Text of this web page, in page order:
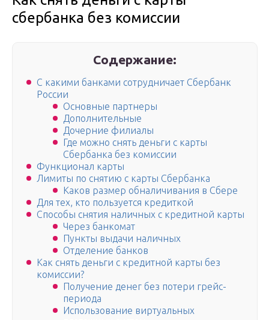
сбербанка без комиссии
Содержание:
С какими банками сотрудничает Сбербанк
России
Основные партнеры
Дополнительные
Дочерние филиалы
Где можно снять деньги с карты
Сбербанка без комиссии
Функционал карты
Лимиты по снятию с карты Сбербанка
Каков размер обналичивания в Сбере
Для тех, кто пользуется кредиткой
Способы снятия наличных с кредитной карты
Через банкомат
Пункты выдачи наличных
Отделение банков
Как снять деньги с кредитной карты без
комиссии?
Получение денег без потери грейс-
периода
Использование виртуальных